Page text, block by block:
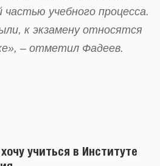
учебного процесса.
к экзамену относятся
», – отметил Фадеев.
учиться в Институте